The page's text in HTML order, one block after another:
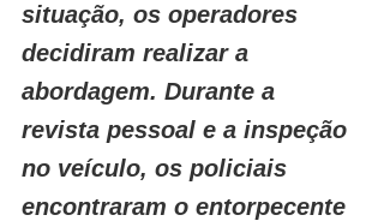
situação, os operadores
decidiram realizar a
abordagem. Durante a
revista pessoal e a inspeção
no veículo, os policiais
encontraram o entorpecente